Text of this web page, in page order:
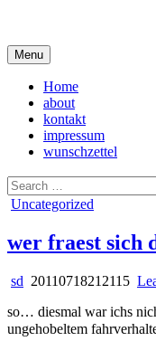
content
Menu
Home
about
kontakt
impressum
wunschzettel
Search
for:
Posted
Uncategorized
wer fraest sich
sd 20110718212115
so… diesmal war ichs
ungehobeltem